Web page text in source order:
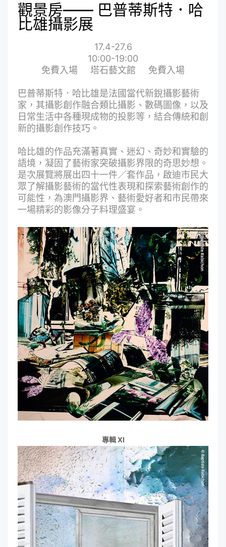
觀景房—— 巴普蒂斯特．哈
比雄攝影展
17.4-27.6
10:00-19:00
免費入場 塔石藝文館 免費入場
巴普蒂斯特．哈比雄是法國當代新銳攝影藝術
家，其攝影創作融合類比攝影、數碼圖像，以及
日常生活中各種現成物的投影等，結合傳統和創
新的攝影創作技巧。
哈比雄的作品充滿著真實、迷幻、奇妙和實驗的
語境，凝固了藝術家突破攝影界限的奇思妙想。
是次展覽將展出四十一件／套作品，啟迪市民大
眾了解攝影藝術的當代性表現和探索藝術創作的
可能性，為澳門攝影界、藝術愛好者和市民帶來
一場精彩的影像分子料理盛宴。
專輯 XI